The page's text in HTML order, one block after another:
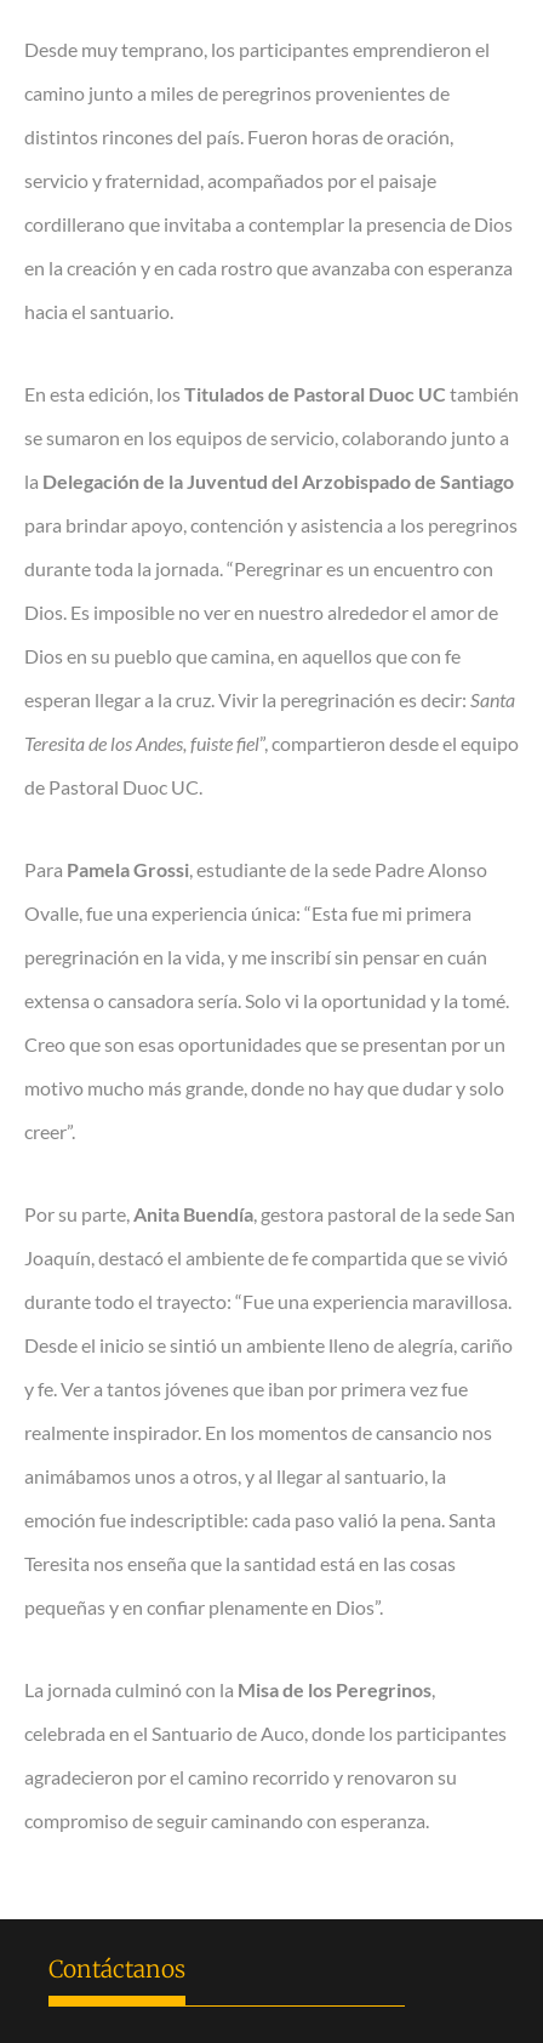
Desde muy temprano, los participantes emprendieron el
camino junto a miles de peregrinos provenientes de
distintos rincones del país. Fueron horas de oración,
servicio y fraternidad, acompañados por el paisaje
cordillerano que invitaba a contemplar la presencia de Dios
en la creación y en cada rostro que avanzaba con esperanza
hacia el santuario.
En esta edición, losTitulados de Pastoral Duoc UC también
se sumaron en los equipos de servicio, colaborando junto a
la Delegación de la Juventud del Arzobispado de Santiago
para brindar apoyo, contención y asistencia a los peregrinos
durante toda la jornada. “Peregrinar es un encuentro con
Dios. Es imposible no ver en nuestro alrededor el amor de
Dios en su pueblo que camina, en aquellos que con fe
esperan llegar a la cruz. Vivir la peregrinación es decir: Santa
Teresita de los Andes, fuiste fiel”, compartieron desde el equipo
de Pastoral Duoc UC.
Para Pamela Grossi, estudiante de la sede Padre Alonso
Ovalle, fue una experiencia única: “Esta fue mi primera
peregrinación en la vida, y me inscribí sin pensar en cuán
extensa o cansadora sería. Solo vi la oportunidad y la tomé.
Creo que son esas oportunidades que se presentan por un
motivo mucho más grande, donde no hay que dudar y solo
creer”.
Por su parte,Anita Buendía, gestora pastoral de la sede San
Joaquín, destacó el ambiente de fe compartida que se vivió
durante todo el trayecto: “Fue una experiencia maravillosa.
Desde el inicio se sintió un ambiente lleno de alegría, cariño
y fe. Ver a tantos jóvenes que iban por primera vez fue
realmente inspirador. En los momentos de cansancio nos
animábamos unos a otros, y al llegar al santuario, la
emoción fue indescriptible: cada paso valió la pena. Santa
Teresita nos enseña que la santidad está en las cosas
pequeñas y en confiar plenamente en Dios”.
La jornada culminó con la Misa de los Peregrinos,
celebrada en el Santuario de Auco, donde los participantes
agradecieron por el camino recorrido y renovaron su
compromiso de seguir caminando con esperanza.
Contáctanos